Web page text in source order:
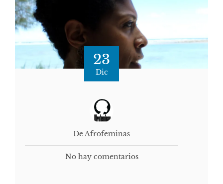
23
Dic
De Afrofeminas
No hay comentarios